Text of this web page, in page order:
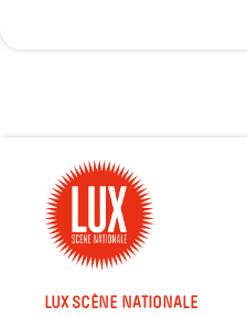
LUX SCÈNE NATIONALE